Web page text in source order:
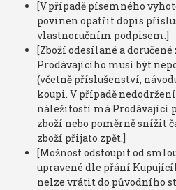
[V případě písemného
povinen opatřit dopis
vlastnoručním podpisem.]
[Zboží odesílané a doručené
Prodávajícího musí být
(včetně příslušenství,
koupi. V případě
náležitostí má Prodávající
zboží nebo poměrně snížit
zboží přijato zpět.]
[Možnost odstoupit od
upravené dle přání
nelze vrátit do původního